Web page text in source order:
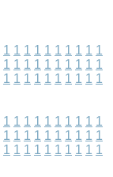
1 1 1 1 1 1 1 1 1 1
1 1 1 1 1 1 1 1 1 1
1 1 1 1 1 1 1 1 1 1
1 1 1 1 1 1 1 1 1 1
1 1 1 1 1 1 1 1 1 1
1 1 1 1 1 1 1 1 1 1